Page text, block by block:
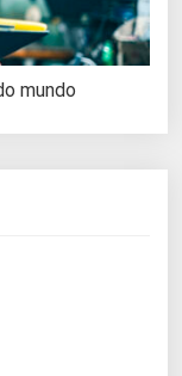
mundo